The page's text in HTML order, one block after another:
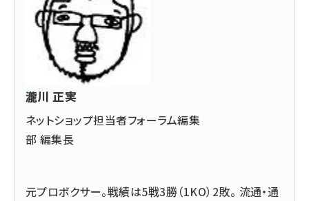
瀧川 正実
ネットショップ担当者フォーラム編集
部 編集長
元プロボクサー。戦績は5戦3勝（1KO）2敗。 流通・通